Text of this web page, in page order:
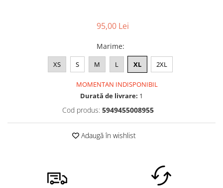
95,00 Lei
Marime:
XS S M L XL 2XL
MOMENTAN INDISPONIBIL
Durată de livrare: 1
Cod produs: 5949455008955
Adaugă în wishlist